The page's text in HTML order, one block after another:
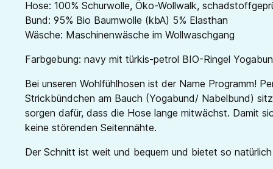
Hose: 100% Schurwolle, Öko-Wollwalk,
Bund: 95% Bio Baumwolle (kbA) 5% Elasthan
Wäsche: Maschinenwäsche im Wollwaschgang
Farbgebung: navy mit türkis-petrol BIO-Ringel
Bei unseren Wohlfühlhosen ist der Name Programm!
Strickbündchen am Bauch (Yogabund/ Nabelbund)
sorgen dafür, dass die Hose lange mitwächst. Damit
keine störenden Seitennähte.
Der Schnitt ist weit und bequem und bietet so